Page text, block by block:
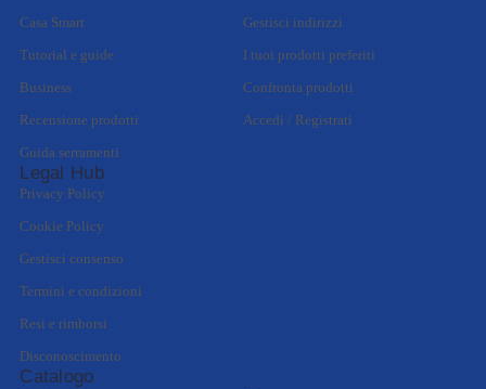
Casa Smart
Tutorial e guide
Business
Recensione prodotti
Guida serramenti
Gestisci indirizzi
I tuoi prodotti preferiti
Confronta prodotti
Accedi / Registrati
Legal Hub
Privacy Policy
Cookie Policy
Gestisci consenso
Termini e condizioni
Resi e rimborsi
Disconoscimento
Catalogo